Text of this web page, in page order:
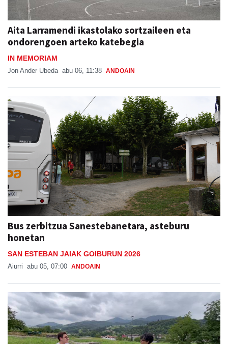
Aita Larramendi ikastolako sortzaileen eta
ondorengoen arteko katebegia
IN MEMORIAM
Jon Ander Ubeda abu 06, 11:38 ANDOAIN
Bus zerbitzua Sanestebanetara, asteburu
honetan
SAN ESTEBAN JAIAK GOIBURUN 2026
Aiurri abu 05, 07:00 ANDOAIN